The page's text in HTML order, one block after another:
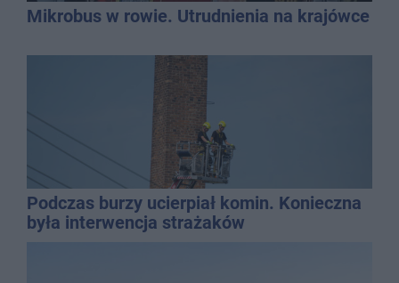
Mikrobus w rowie. Utrudnienia na krajówce
Podczas burzy ucierpiał komin. Konieczna
była interwencja strażaków